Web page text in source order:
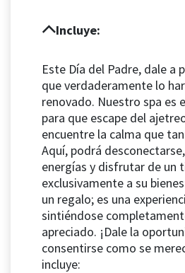
Incluye:
Este Día del Padre, dale a
que verdaderamente lo
renovado. Nuestro spa es
para que escape del
encuentre la calma que
Aquí, podrá
energías y disfrutar de un
exclusivamente a su
un regalo; es una
sintiéndose
apreciado. ¡Dale la
consentirse como se
incluye: